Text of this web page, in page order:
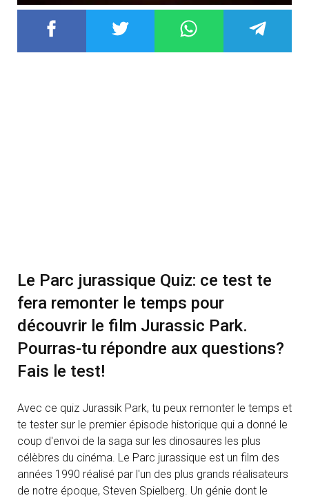
Le Parc jurassique Quiz: ce test te
fera remonter le temps pour
découvrir le film Jurassic Park.
Pourras-tu répondre aux questions?
Fais le test!
Avec ce quiz Jurassik Park, tu peux remonter le temps et
te tester sur le premier épisode historique qui a donné le
coup d'envoi de la saga sur les dinosaures les plus
célèbres du cinéma. Le Parc jurassique est un film des
années 1990 réalisé par l'un des plus grands réalisateurs
de notre époque, Steven Spielberg. Un génie dont le